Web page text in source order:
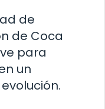
de
de Coca
para
un